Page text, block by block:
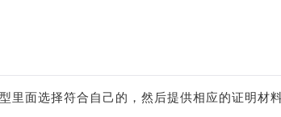
里面选择符合自己的，然后提供相应的证明材